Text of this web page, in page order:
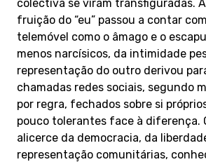
colectiva se viram transfiguradas.
fruição do “eu” passou a contar
telemóvel como o âmago e o
menos narcísicos, da intimidade
representação do outro derivou
chamadas redes sociais, segundo
por regra, fechados sobre si
pouco tolerantes face à diferença.
alicerce da democracia, da
representação comunitárias,